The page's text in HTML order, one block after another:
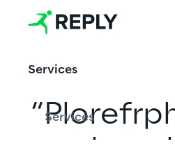
Services
Services
“
abg